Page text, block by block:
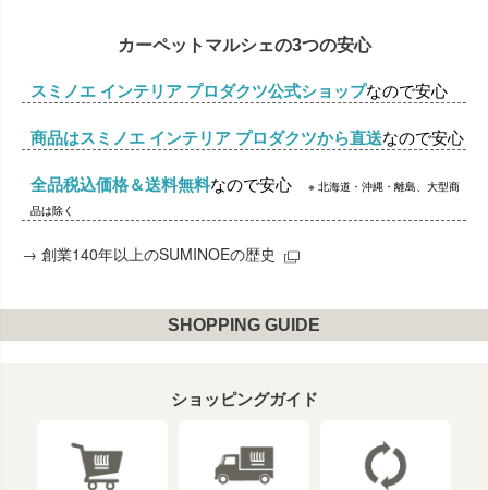
カーペットマルシェの3つの安心
スミノエ インテリア プロダクツ公式ショップなので安心
商品はスミノエ インテリア プロダクツから直送なので安心
全品税込価格＆送料無料なので安心
※ 北海道・沖縄・離島、大型商
品は除く
→ 創業140年以上のSUMINOEの歴史
SHOPPING GUIDE
ショッピングガイド